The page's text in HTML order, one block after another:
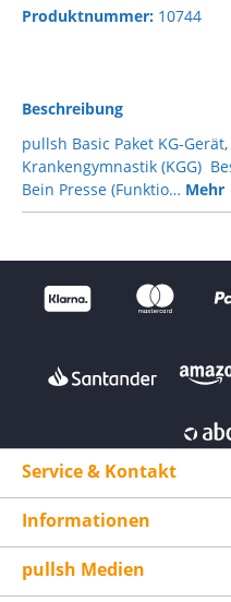
Produktnummer: 10744
Beschreibung
pullsh Basic Paket KG-
Krankengymnastik (KGG)
Bein Presse (Funktio… Mehr
Service & Kontakt
Informationen
pullsh Medien